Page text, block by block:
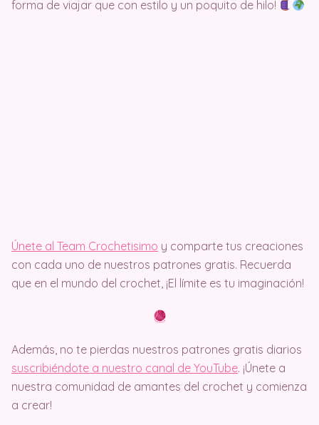
forma de viajar que con estilo y un poquito de hilo!
Únete al Team Crochetisimo y comparte tus creaciones
con cada uno de nuestros patrones gratis. Recuerda
que en el mundo del crochet, ¡El límite es tu imaginación!
Además, no te pierdas nuestros patrones gratis diarios
suscribiéndote a nuestro canal de YouTube. ¡Únete a
nuestra comunidad de amantes del crochet y comienza
a crear!